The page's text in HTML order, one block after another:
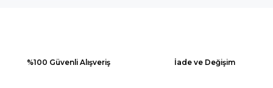
Ürün bilgilerinde hatalar bulunuyor.
%100 Güvenli Alışveriş İade ve Değişim